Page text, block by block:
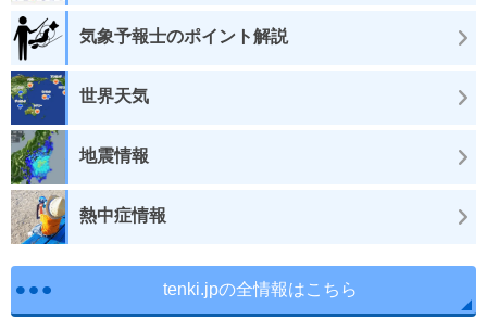
気象予報士のポイント解説
世界天気
地震情報
熱中症情報
tenki.jpの全情報はこちら